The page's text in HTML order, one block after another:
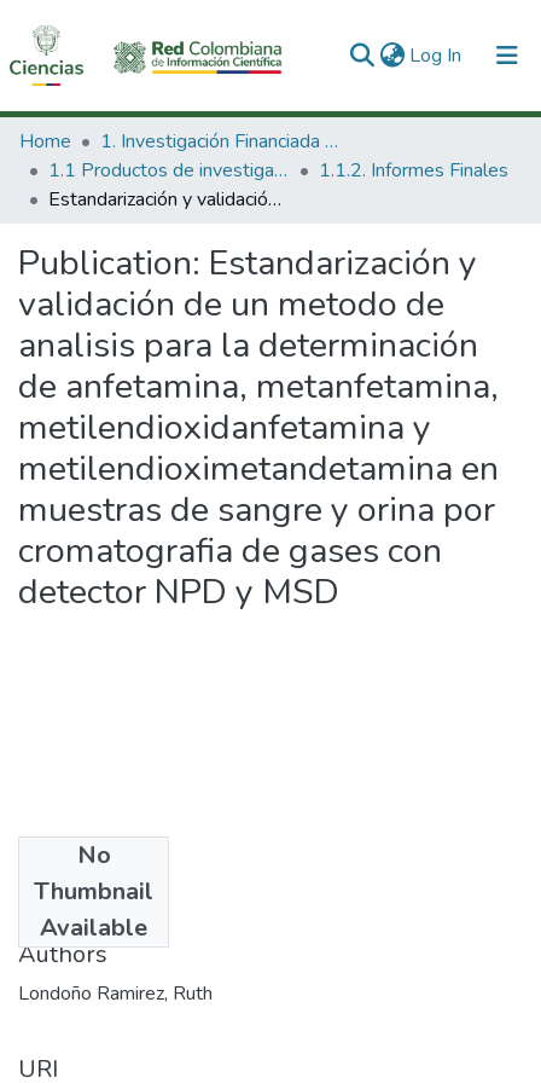
Log In (current)
Communities & Collections
All of DSpace
Home
1. Investigación Financiada con Recursos Públicos
1.1 Productos de investigación
1.1.2. Informes Finales
Estandarización y validación de un metodo de analisis para la determinación de anfetamina, metanfetamina, metilendioxidanfetamina y metilendioximetandetamina en muestras de sangre y orina por cromatografia de gases con detector NPD y MSD
Publication: Estandarización y
validación de un metodo de
analisis para la determinación
de anfetamina, metanfetamina,
metilendioxidanfetamina y
metilendioximetandetamina en
muestras de sangre y orina por
cromatografia de gases con
detector NPD y MSD
No
Thumbnail
Available
2006
Authors
Londoño Ramirez, Ruth
URI